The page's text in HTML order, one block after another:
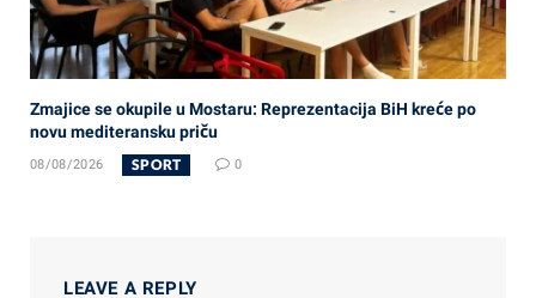
Zmajice se okupile u Mostaru: Reprezentacija BiH kreće po
novu mediteransku priču
08/08/2026 SPORT 0
LEAVE A REPLY